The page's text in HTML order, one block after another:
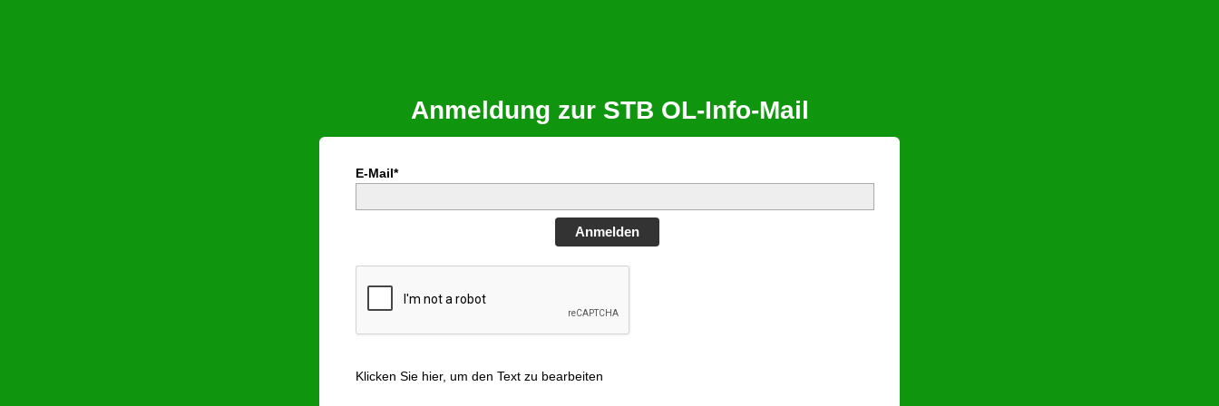
Anmeldung zur STB OL-Info-Mail
E-Mail*
Anmelden
Klicken Sie hier, um den Text zu bearbeiten